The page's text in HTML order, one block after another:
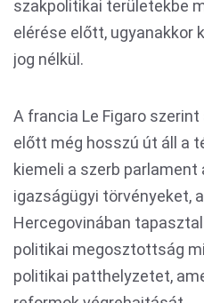
szakpolitikai területekbe
elérése előtt, ugyanakkor
jog nélkül.
A francia Le Figaro
előtt még hosszú út áll a
kiemeli a szerb
igazságügyi törvényeket,
Hercegovinában
politikai megosztottság
politikai patthelyzetet,